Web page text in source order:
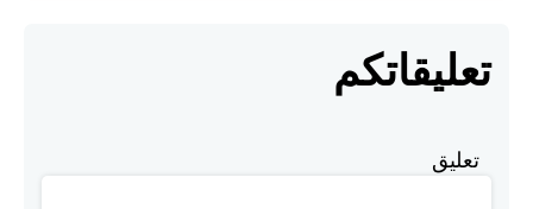
تعليقاتكم
تعليق